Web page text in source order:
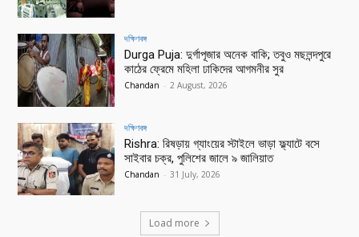
দক্ষিণবঙ্গ
Durga Puja: দুর্গাপূজার অনেক বাকি; তবুও মছলন্দপুরে
কাঠের ফ্রেমে মহিলা ঢাকিদের আগমনীর সুর
Chandan - 2 August, 2026
দক্ষিণবঙ্গ
Rishra: রিষড়ায় গ্যাংয়ের স্টাইলে ভাড়া ফ্ল্যাটে বসে
সাইবার চক্র, পুলিশের জালে ৯ জালিয়াত
Chandan - 31 July, 2026
Load more